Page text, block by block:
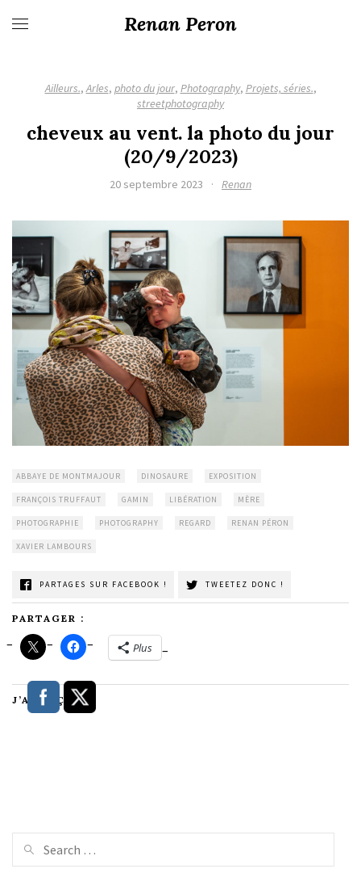
Renan Peron
Ailleurs.,Arles, photo du jour, Photography, Projets, séries.,
streetphotography
cheveux au vent. la photo du jour
(20/9/2023)
20 septembre 2023 · Renan
ABBAYE DE MONTMAJOUR DINOSAURE EXPOSITION
FRANÇOIS TRUFFAUT GAMIN LIBÉRATION MÈRE
PHOTOGRAPHIE PHOTOGRAPHY REGARD RENAN PÉRON
XAVIER LAMBOURS
PARTAGES SUR FACEBOOK ! TWEETEZ DONC !
PARTAGER :
Plus
J’AIME ÇA :